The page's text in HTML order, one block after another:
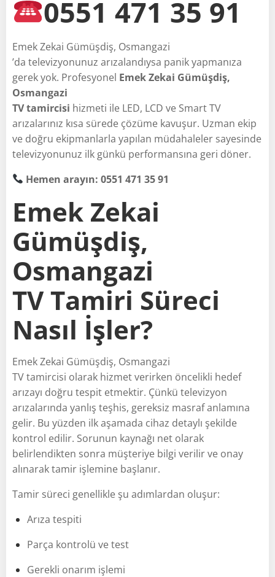
0551 471 35 91
Emek Zekai Gümüşdiş, Osmangazi
’da televizyonunuz arızalandıysa panik yapmanıza
gerek yok. Profesyonel Emek Zekai Gümüşdiş,
Osmangazi
TV tamircisi hizmeti ile LED, LCD ve Smart TV
arızalarınız kısa sürede çözüme kavuşur. Uzman ekip
ve doğru ekipmanlarla yapılan müdahaleler sayesinde
televizyonunuz ilk günkü performansına geri döner.
Hemen arayın: 0551 471 35 91
Emek Zekai
Gümüşdiş,
Osmangazi
TV Tamiri Süreci
Nasıl İşler?
Emek Zekai Gümüşdiş, Osmangazi
TV tamircisi olarak hizmet verirken öncelikli hedef
arızayı doğru tespit etmektir. Çünkü televizyon
arızalarında yanlış teşhis, gereksiz masraf anlamına
gelir. Bu yüzden ilk aşamada cihaz detaylı şekilde
kontrol edilir. Sorunun kaynağı net olarak
belirlendikten sonra müşteriye bilgi verilir ve onay
alınarak tamir işlemine başlanır.
Tamir süreci genellikle şu adımlardan oluşur:
Arıza tespiti
Parça kontrolü ve test
Gerekli onarım işlemi